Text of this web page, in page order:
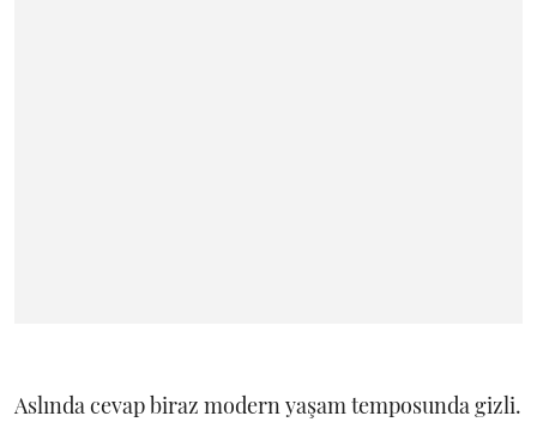
Aslında cevap biraz modern yaşam temposunda gizli.